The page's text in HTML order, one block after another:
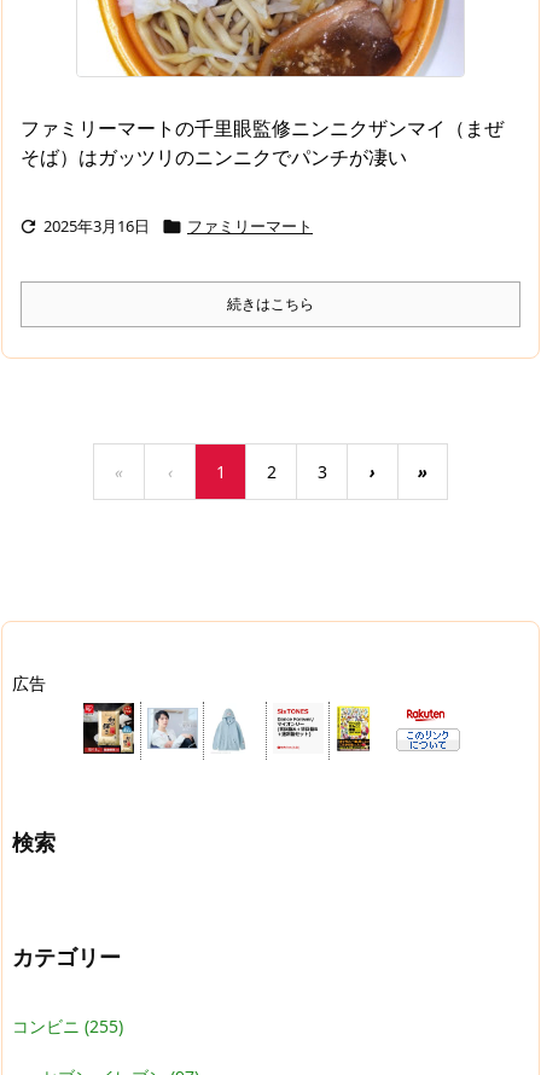
ファミリーマートの千里眼監修ニンニクザンマイ（まぜ
そば）はガッツリのニンニクでパンチが凄い
 2025年3月16日  ファミリーマート
続きはこちら
« ‹ 1 2 3 › »
広告
検索
カテゴリー
コンビニ (255)